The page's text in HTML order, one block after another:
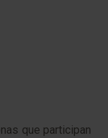
que participan